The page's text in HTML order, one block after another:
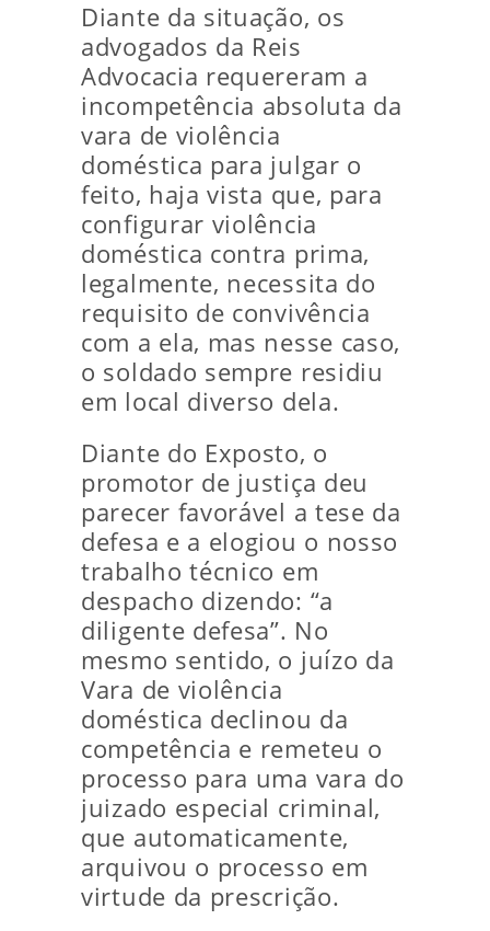
Diante da situação, os
advogados da Reis
Advocacia requereram a
incompetência absoluta da
vara de violência
doméstica para julgar o
feito, haja vista que, para
configurar violência
doméstica contra prima,
legalmente, necessita do
requisito de convivência
com a ela, mas nesse caso,
o soldado sempre residiu
em local diverso dela.
Diante do Exposto, o
promotor de justiça deu
parecer favorável a tese da
defesa e a elogiou o nosso
trabalho técnico em
despacho dizendo: “a
diligente defesa”. No
mesmo sentido, o juízo da
Vara de violência
doméstica declinou da
competência e remeteu o
processo para uma vara do
juizado especial criminal,
que automaticamente,
arquivou o processo em
virtude da prescrição.